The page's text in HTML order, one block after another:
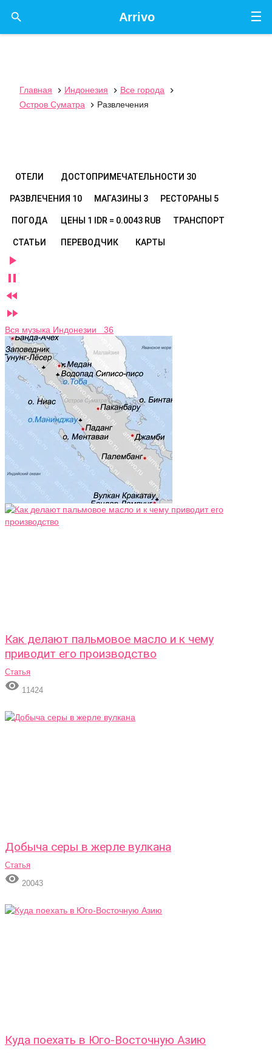
☰
Arrivo

Главная  Индонезия  Все города

Остров Суматра
 Развлечения
ОТЕЛИ ДОСТОПРИМЕЧАТЕЛЬНОСТИ 30
РАЗВЛЕЧЕНИЯ 10 МАГАЗИНЫ 3 РЕСТОРАНЫ 5
ПОГОДА ЦЕНЫ 1 IDR = 0.0043 RUB ТРАНСПОРТ
СТАТЬИ ПЕРЕВОДЧИК КАРТЫ




Вся музыка Индонезии 36
Как делают пальмовое масло и к чему
приводит его производство
Статья
 11424
Добыча серы в жерле вулкана
Статья
 20043
Куда поехать в Юго-Восточную Азию